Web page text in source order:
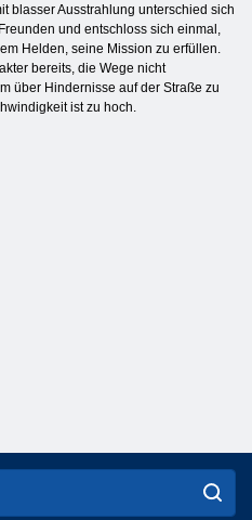
blasser Ausstrahlung unterschied sich
und entschloss sich einmal,
Helden, seine Mission zu erfüllen.
bereits, die Wege nicht
über Hindernisse auf der Straße zu
ist zu hoch.